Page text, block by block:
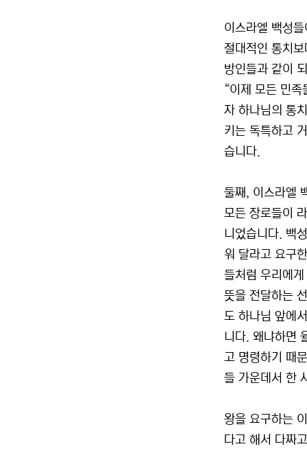
이스라엘 백성
절대적인 통치
방인들과 같이
“이제 모든 민
자 하나님의 통
키는 독특하고
습니다.
둘째, 이스라엘
모든 장로들이
니었습니다. 백
워 달라고 요구
들처럼 우리에
뜻을 전달하는
도 하나님 앞에
니다. 왜냐하면
고 명령하기 때
들 가운데서 한
왕을 요구하는
다고 해서 다짜